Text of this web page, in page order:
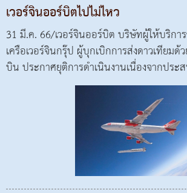
เวอร์จินออร์บิตไปไม่ไหว
31 มี.ค. 66/เวอร์จินออร์บิต บริษัทผู้ให้บริกา
เครือเวอร์จินกรุ๊ป ผู้บุกเบิกการส่งดาวเทียมด้
บิน ประกาศยุติการดำเนินงานเนื่องจากปร